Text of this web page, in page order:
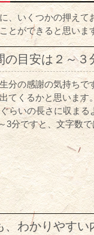
、いくつかの押え
とができると思いま
の目安は２～３
分の感謝の気持ちで
てくるかと思いま
らいの長さに収まる
3分ですと、文字数
、わかりやすい